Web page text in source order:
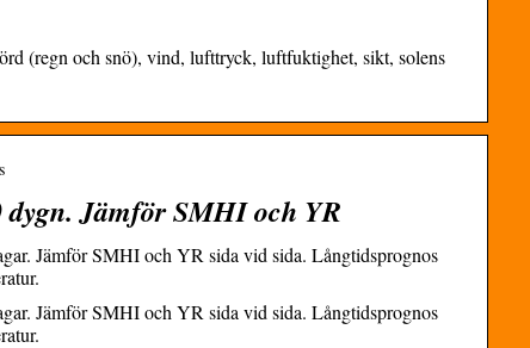
(regn och snö), vind, lufttryck, luftfuktighet, sikt, solens
Jämför SMHI och YR
Jämför SMHI och YR sida vid sida. Långtidsprognos
Jämför SMHI och YR sida vid sida. Långtidsprognos